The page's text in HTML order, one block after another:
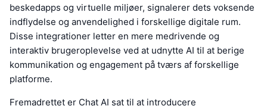
beskedapps og virtuelle miljøer, signalerer dets voksende
indflydelse og anvendelighed i forskellige digitale rum.
Disse integrationer letter en mere medrivende og
interaktiv brugeroplevelse ved at udnytte AI til at berige
kommunikation og engagement på tværs af forskellige
platforme.
Fremadrettet er Chat AI sat til at introducere